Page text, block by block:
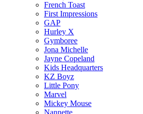
French Toast
First Impressions
GAP
Hurley X
Gymboree
Jona Michelle
Jayne Copeland
Kids Headquarters
KZ Boyz
Little Pony
Marvel
Mickey Mouse
Nannette